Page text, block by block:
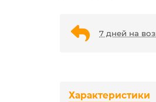
7 дней на
Характеристики